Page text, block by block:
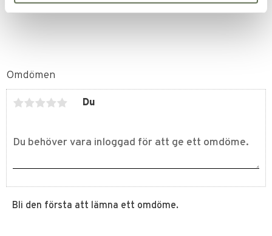
Omdömen
Du
Bli den första att lämna ett omdöme.
69KR